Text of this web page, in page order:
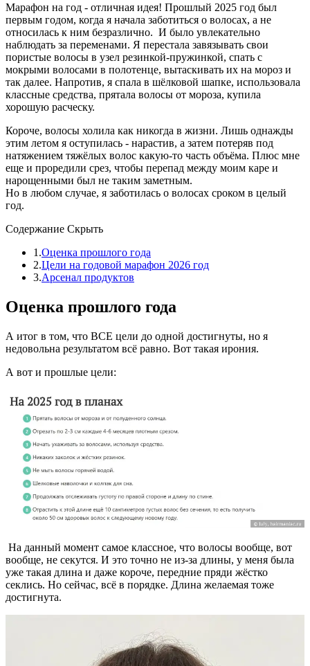
Марафон на год - отличная идея! Прошлый 2025 год был
первым годом, когда я начала заботиться о волосах, а не
относилась к ним безразлично. И было увлекательно
наблюдать за переменами. Я перестала завязывать свои
пористые волосы в узел резинкой-пружинкой, спать с
мокрыми волосами в полотенце, вытаскивать их на мороз и
так далее. Напротив, я спала в шёлковой шапке, использовала
классные средства, прятала волосы от мороза, купила
хорошую расческу.
Короче, волосы холила как никогда в жизни. Лишь однажды
этим летом я оступилась - нарастив, а затем потеряв под
натяжением тяжёлых волос какую-то часть объёма. Плюс мне
еще и проредили срез, чтобы перепад между моим каре и
нарощенными был не таким заметным.
Но в любом случае, я заботилась о волосах сроком в целый
год.
Содержание Скрыть
1.Оценка прошлого года
2.Цели на годовой марафон 2026 год
3.Арсенал продуктов
Оценка прошлого года
А итог в том, что ВСЕ цели до одной достигнуты, но я
недовольна результатом всё равно. Вот такая ирония.
А вот и прошлые цели:
На данный момент самое классное, что волосы вообще, вот
вообще, не секутся. И это точно не из-за длины, у меня была
уже такая длина и даже короче, передние пряди жёстко
секлись. Но сейчас, всё в порядке. Длина желаемая тоже
достигнута.